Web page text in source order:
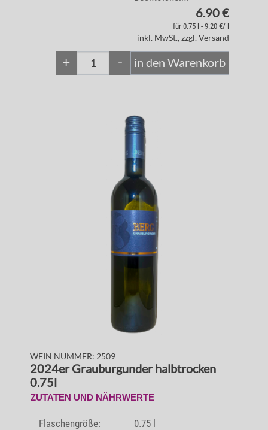
6.90 €
für 0.75 l - 9.20 €/ l
inkl. MwSt., zzgl. Versand
+ - in den Warenkorb
WEIN NUMMER: 2509
2024er Grauburgunder halbtrocken
0.75l
ZUTATEN UND NÄHRWERTE
Flaschengröße:
0.75 l